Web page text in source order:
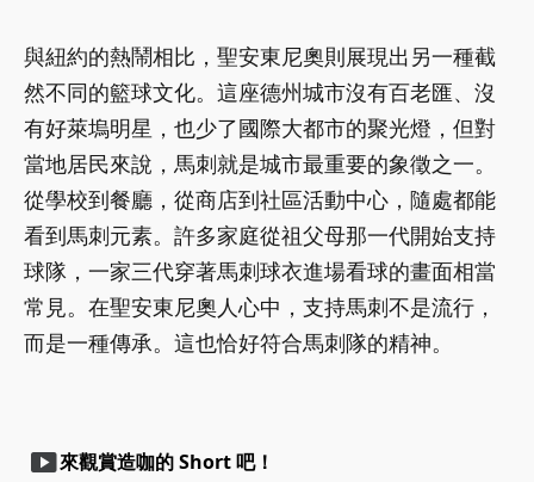
與紐約的熱鬧相比，聖安東尼奧則展現出另一種截
然不同的籃球文化。這座德州城市沒有百老匯、沒
有好萊塢明星，也少了國際大都市的聚光燈，但對
當地居民來說，馬刺就是城市最重要的象徵之一。
從學校到餐廳，從商店到社區活動中心，隨處都能
看到馬刺元素。許多家庭從祖父母那一代開始支持
球隊，一家三代穿著馬刺球衣進場看球的畫面相當
常見。在聖安東尼奧人心中，支持馬刺不是流行，
而是一種傳承。這也恰好符合馬刺隊的精神。
smart_display來觀賞造咖的 Short 吧！